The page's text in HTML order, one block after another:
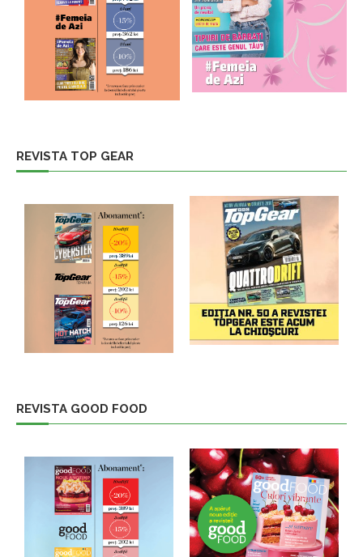
REVISTA TOP GEAR
REVISTA GOOD FOOD